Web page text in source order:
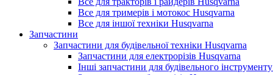
Все для тримерів і мотокос Husqvarna
Все для іншої техніки Husqvarna
Запчастини
Запчастини для будівельної техніки Husqvarna
Запчастини для електрорізів Husqvarna
Інші запчастини для будівельного